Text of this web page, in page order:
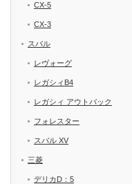
CX-5
CX-3
スバル
レヴォーグ
レガシィB4
レガシィ アウトバック
フォレスター
スバル XV
三菱
デリカD：5